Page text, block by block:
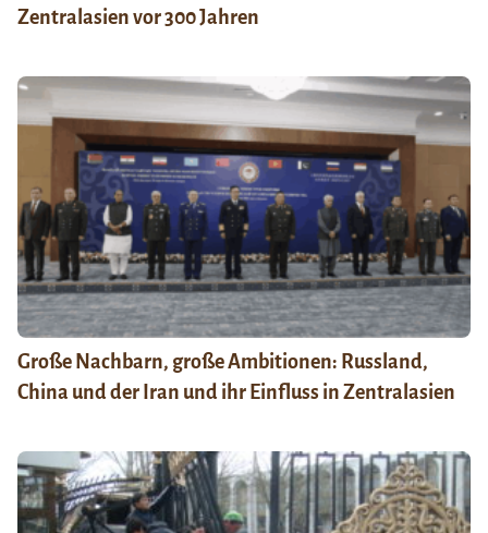
Zentralasien vor 300 Jahren
Große Nachbarn, große Ambitionen: Russland,
China und der Iran und ihr Einfluss in Zentralasien